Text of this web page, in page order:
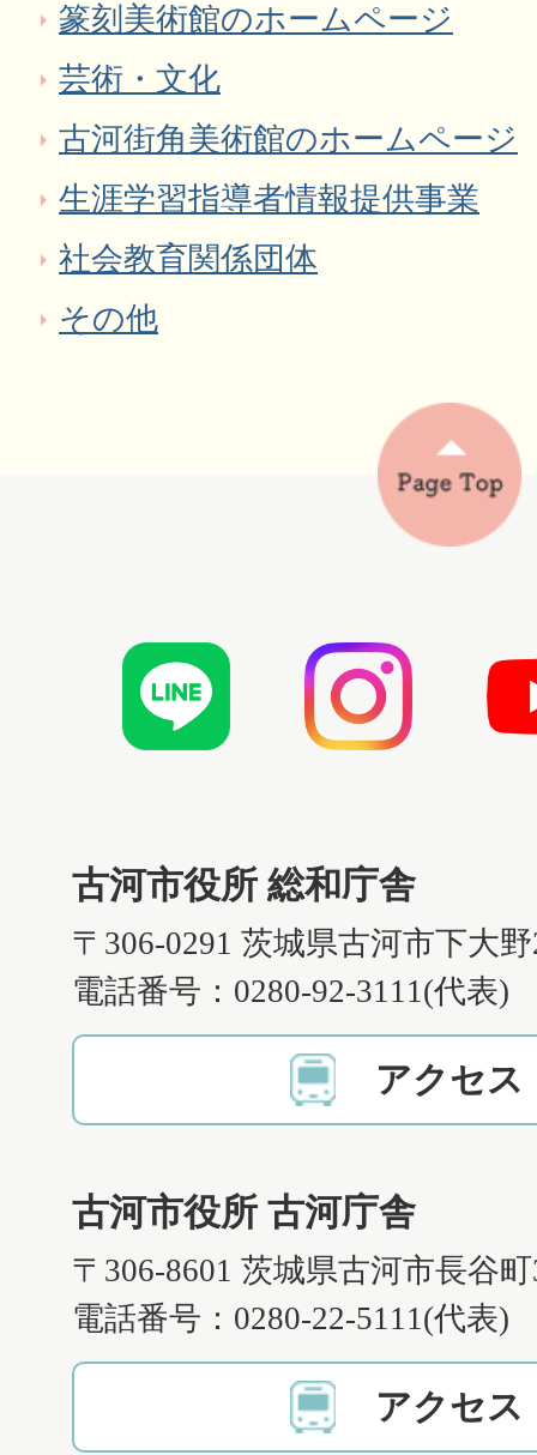
篆刻美術館のホームページ
芸術・文化
古河街角美術館のホームページ
生涯学習指導者情報提供事業
社会教育関係団体
その他
古河市役所 総和庁舎
〒306-0291 茨城県古河市下大
電話番号：0280-92-3111(代表)
アクセス
古河市役所 古河庁舎
〒306-8601 茨城県古河市長谷
電話番号：0280-22-5111(代表)
アクセス